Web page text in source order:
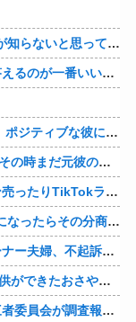
【1/2】妻が不倫相手の子を産んだ。妻は私が知らないと思っている。遠方のため会うのは年に数回程度だが、今も不倫相手とは切れていない。そしてまもなく妻は不倫相手に会いに行く…
まんさん「イキそうって言われたらなんて答えるのが一番いい？」
無欲な旦那に比べ 、彼は自信満々で野心家。ポジティブな彼に惹かれバイト後や休みの日に会うようになり、男女の関係になるまで時間はいらなかった… だが彼はただのバカだったｗ
21歳の時に3歳年上の旦那と結婚した。でもその時まだ元彼のこと忘れられなくて、元彼の再アタックに負けて浮気しちゃって… でも結局ばれて旦那の辛そうな姿見て初めて後悔した…
ジャンポケ斉藤の被害女性「バウムクーヘン売ったりTikTokライブしててムカついたから示談しなかった」
町のお弁当屋さん「申し訳ないが消費税1%になったらその分商品代を値上げするわ」 「うちも！」
【悲報】「コンビニ馬鹿にすんなよ」のオーナー夫婦、不起訴ｗｗｗｗｗｗｗｗ
【朗報】檜山沙耶(おさや)伝説のファン、子供ができたおさやへの正直な気持ちを語るｗ
辺野古転覆ﾀﾋ亡事故、学校法人同志社の第三者委員会が調査報告書を公表 … 安全配慮義務違反や安全管理に関する検証を妨げた組織風土の存在を指摘